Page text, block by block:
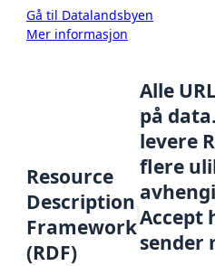
Gå til Datalandsbyen
Mer informasjon
Resource
Description
Framework
(RDF)
Alle
på
levere
flere
Accept
sender